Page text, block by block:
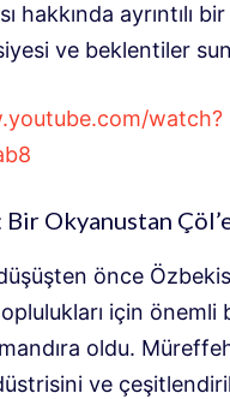
hakkında ayrıntılı
ve beklentiler
watch?
Okyanustan
önce
için önemli
oldu.
ve